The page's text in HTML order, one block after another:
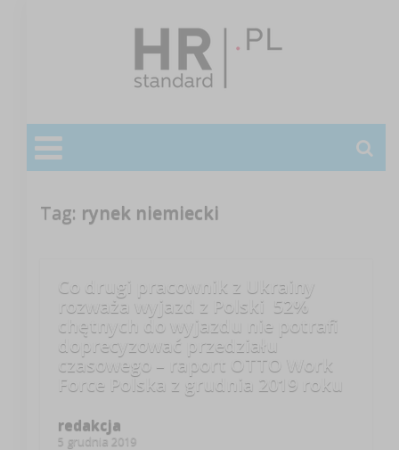
Tag: rynek niemiecki
Co drugi pracownik z Ukrainy
rozważa wyjazd z Polski 52%
chętnych do wyjazdu nie potrafi
doprecyzować przedziału
czasowego – raport OTTO Work
Force Polska z grudnia 2019 roku
redakcja
5 grudnia 2019